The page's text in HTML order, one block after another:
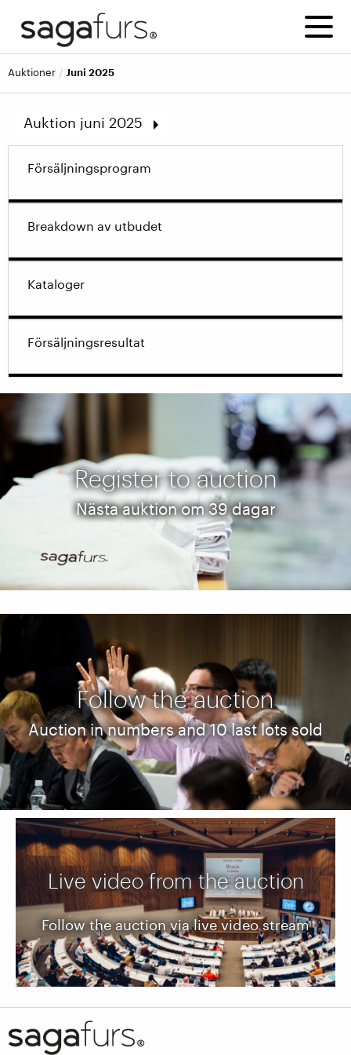
auktioner Juni 2025
Auktion juni 2025
Juni 2026
Mars 2026
December 2025
Alla auktioner
Försäljningsprogram
Breakdown av utbudet
Kataloger
Försäljningsresultat
Register to auction
Nästa auktion om 39 dagar
Follow the auction
Auction in numbers and 10 last lots sold
Live video from the auction
Follow the auction via live video stream